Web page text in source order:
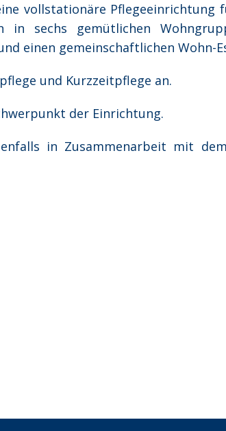
vollstationäre
in sechs gemütlichen
einen gemeinschaftlichen Wohn-
und Kurzzeitpflege an.
der Einrichtung.
in Zusammenarbeit mit